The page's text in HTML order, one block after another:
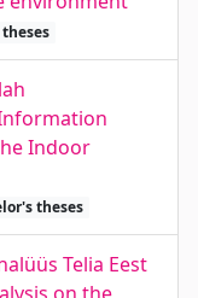
Indoor
theses
Telia Eest